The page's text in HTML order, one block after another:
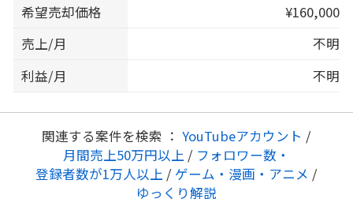
希望売却価格
¥160,000
売上/月
不明
利益/月
不明
関連する案件を検索 ： YouTubeアカウント /
月間売上50万円以上 / フォロワー数・
登録者数が1万人以上 / ゲーム・漫画・アニメ /
ゆっくり解説